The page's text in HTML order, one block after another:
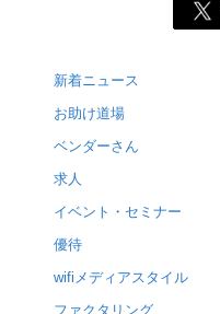
新着ニュース
お助け道場
ベンダーさん
求人
イベント・セミナー
優待
wifiメディアスタイル
ファクタリング